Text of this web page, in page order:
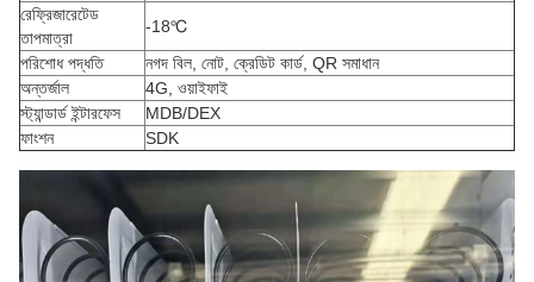
রেফ্রিজারেটেড
তাপমাত্রা
-18℃
পরিশোধ পদ্ধতি
নগদ বিল, নোট, ক্রেডিট কার্ড, QR সমাধান
অন্তর্জাল
4G, ওয়াইফাই
স্ট্যান্ডার্ড ইন্টারফেস
MDB/DEX
ফাংশন
SDK